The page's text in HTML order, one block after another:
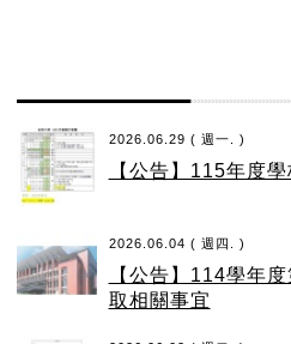
2026.06.29 ( 週一. )
【公告】115年度
2026.06.04 ( 週四. )
【公告】114學年
取相關事宜